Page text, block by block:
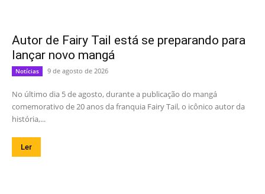
Autor de Fairy Tail está se preparando para
lançar novo mangá
Notícias 9 de agosto de 2026
No último dia 5 de agosto, durante a publicação do mangá
comemorativo de 20 anos da franquia Fairy Tail, o icônico autor da
história,...
Ler